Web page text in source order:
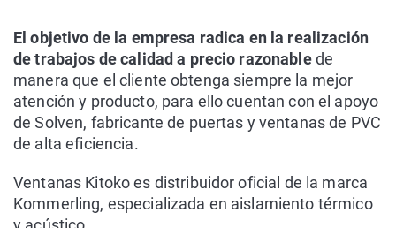
El objetivo de la empresa radica en la realización
de trabajos de calidad a precio razonablede
manera que el cliente obtenga siempre la mejor
atención y producto, para ello cuentan con el apoyo
de Solven, fabricante de puertas y ventanas de PVC
de alta eficiencia.
Ventanas Kitoko es distribuidor oficial de la marca
Kommerling, especializada en aislamiento térmico